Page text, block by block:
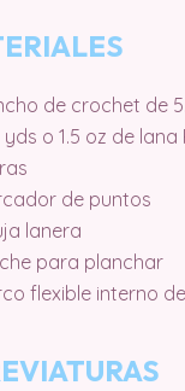
de crochet de
yds o 1.5 oz de lana
de puntos
lanera
para planchar
flexible interno